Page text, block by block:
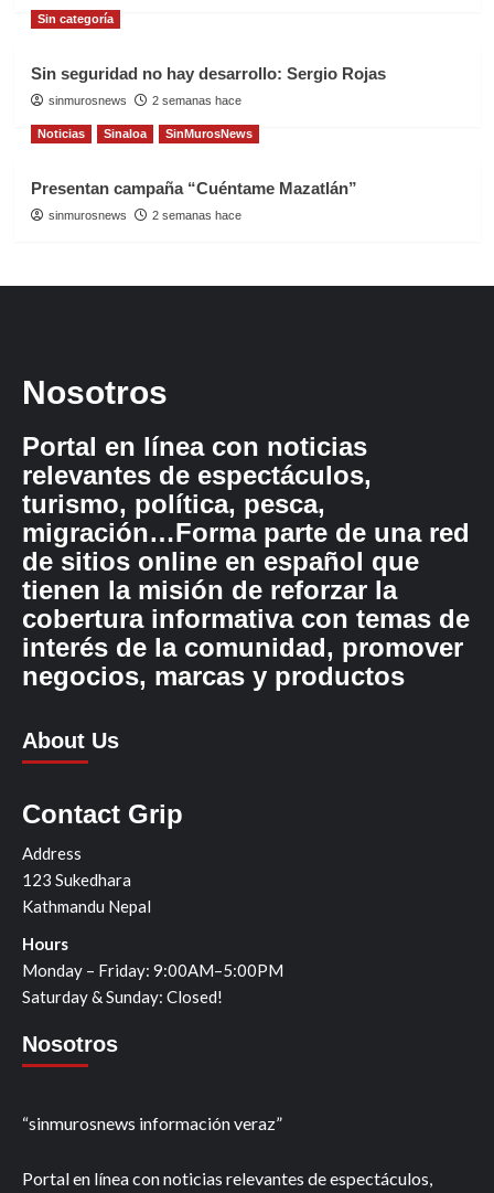
Sin categoría
Sin seguridad no hay desarrollo: Sergio Rojas
sinmurosnews 2 semanas hace
Noticias Sinaloa SinMurosNews
Presentan campaña “Cuéntame Mazatlán”
sinmurosnews 2 semanas hace
Nosotros
Portal en línea con noticias
relevantes de espectáculos,
turismo, política, pesca,
migración…Forma parte de una red
de sitios online en español que
tienen la misión de reforzar la
cobertura informativa con temas de
interés de la comunidad, promover
negocios, marcas y productos
About Us
Contact Grip
Address
123 Sukedhara
Kathmandu Nepal
Hours
Monday – Friday: 9:00AM–5:00PM
Saturday & Sunday: Closed!
Nosotros
“sinmurosnews información veraz”
Portal en línea con noticias relevantes de espectáculos,